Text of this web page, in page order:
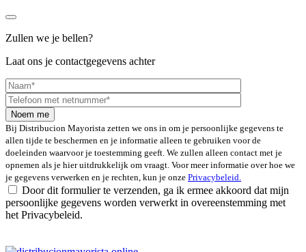
Zullen we je bellen?
Laat ons je contactgegevens achter
Bij Distribucion Mayorista zetten we ons in om je persoonlijke gegevens te
allen tijde te beschermen en je informatie alleen te gebruiken voor de
doeleinden waarvoor je toestemming geeft. We zullen alleen contact met je
opnemen als je hier uitdrukkelijk om vraagt. Voor meer informatie over hoe we
je gegevens verwerken en je rechten, kun je onze Privacybeleid.
Door dit formulier te verzenden, ga ik ermee akkoord dat mijn
persoonlijke gegevens worden verwerkt in overeenstemming met
het Privacybeleid.